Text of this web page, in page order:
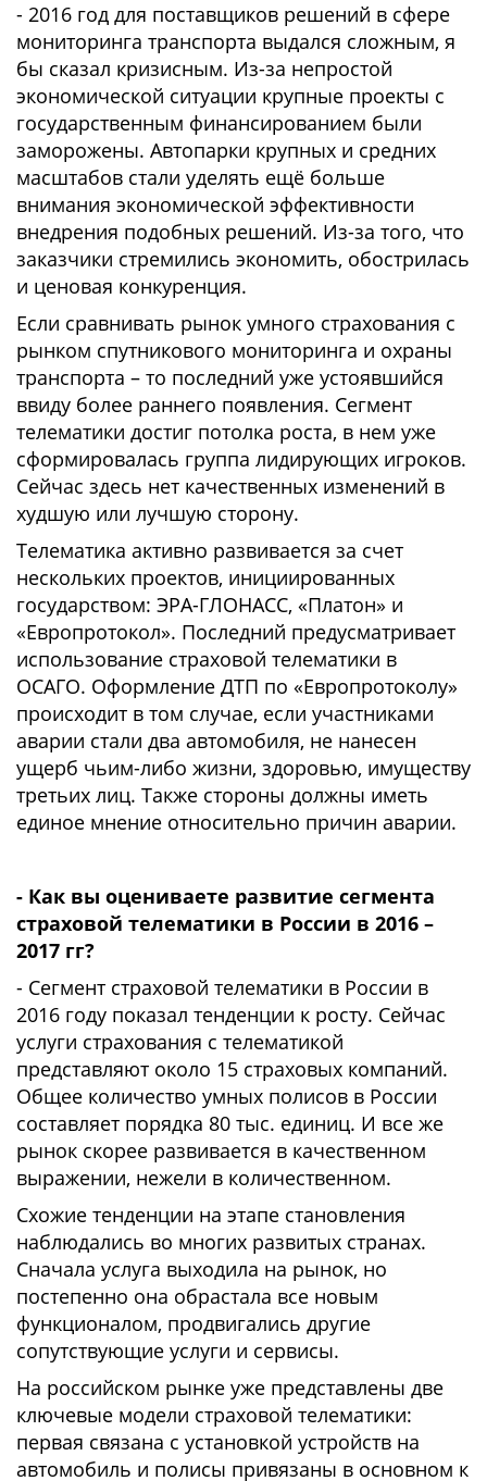
- 2016 год для поставщиков решений в сфере
мониторинга транспорта выдался сложным, я
бы сказал кризисным. Из-за непростой
экономической ситуации крупные проекты с
государственным финансированием были
заморожены. Автопарки крупных и средних
масштабов стали уделять ещё больше
внимания экономической эффективности
внедрения подобных решений. Из-за того, что
заказчики стремились экономить, обострилась
и ценовая конкуренция.
Если сравнивать рынок умного страхования с
рынком спутникового мониторинга и охраны
транспорта – то последний уже устоявшийся
ввиду более раннего появления. Сегмент
телематики достиг потолка роста, в нем уже
сформировалась группа лидирующих игроков.
Сейчас здесь нет качественных изменений в
худшую или лучшую сторону.
Телематика активно развивается за счет
нескольких проектов, инициированных
государством: ЭРА-ГЛОНАСС, «Платон» и
«Европротокол». Последний предусматривает
использование страховой телематики в
ОСАГО. Оформление ДТП по «Европротоколу»
происходит в том случае, если участниками
аварии стали два автомобиля, не нанесен
ущерб чьим-либо жизни, здоровью, имуществу
третьих лиц. Также стороны должны иметь
единое мнение относительно причин аварии.
- Как вы оцениваете развитие сегмента
страховой телематики в России в 2016 –
2017 гг?
- Сегмент страховой телематики в России в
2016 году показал тенденции к росту. Сейчас
услуги страхования с телематикой
представляют около 15 страховых компаний.
Общее количество умных полисов в России
составляет порядка 80 тыс. единиц. И все же
рынок скорее развивается в качественном
выражении, нежели в количественном.
Схожие тенденции на этапе становления
наблюдались во многих развитых странах.
Сначала услуга выходила на рынок, но
постепенно она обрастала все новым
функционалом, продвигались другие
сопутствующие услуги и сервисы.
На российском рынке уже представлены две
ключевые модели страховой телематики:
первая связана с установкой устройств на
автомобиль и полисы привязаны в основном к